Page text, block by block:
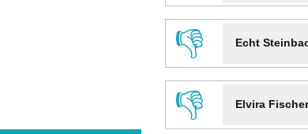
👎
Echt
👎
Elvira Fischer